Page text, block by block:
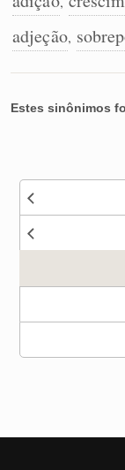
adjeção,
Estes sinônimos
Nenhum dos